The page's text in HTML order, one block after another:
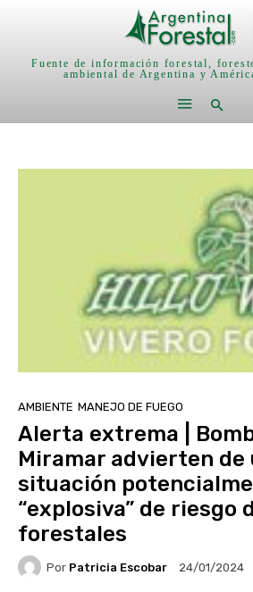
Fuente de información forestal,
ambiental de Argentina y
AMBIENTE MANEJO DE FUEGO
Alerta extrema |
Miramar advierten de
situación
“explosiva” de riesgo
forestales
Por Patricia Escobar 24/01/2024